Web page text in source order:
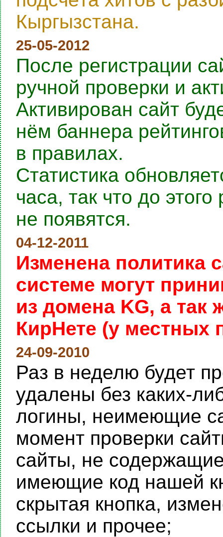
Кыргызстана.
25-05-2012
После регистрации
ручной проверки и
Активирован сайт
нём баннера
в правилах.
Статистика
часа, так что до
не появятся.
04-12-2011
Изменена политика
системе могут
из домена KG, а
КирНете (у местных
24-09-2010
Раз в неделю будет
удалены без каких-
логины, неимеющие
момент проверки
сайты, не
имеющие код нашей
скрытая кнопка,
ссылки и прочее;